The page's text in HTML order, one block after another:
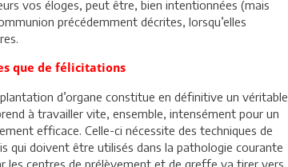
vos éloges, peut être, bien intentionnées (mais
précédemment décrites, lorsqu’elles
que de félicitations
d’organe constitue en définitive un véritable
à travailler vite, ensemble, intensément pour un
efficace. Celle-ci nécessite des techniques de
qui doivent être utilisés dans la pathologie courante
les centres de prélèvement et de greffe va tirer vers